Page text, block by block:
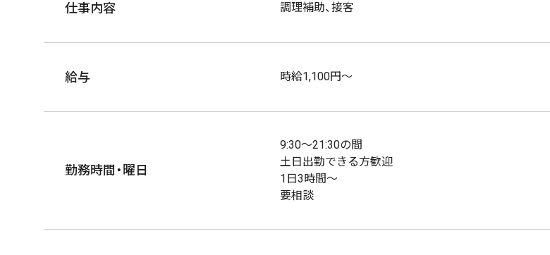
仕事内容 調理補助、接客
給与 時給1,100円～
勤務時間・曜日
9:30〜21:30の間
土日出勤できる方歓迎
1日3時間〜
要相談